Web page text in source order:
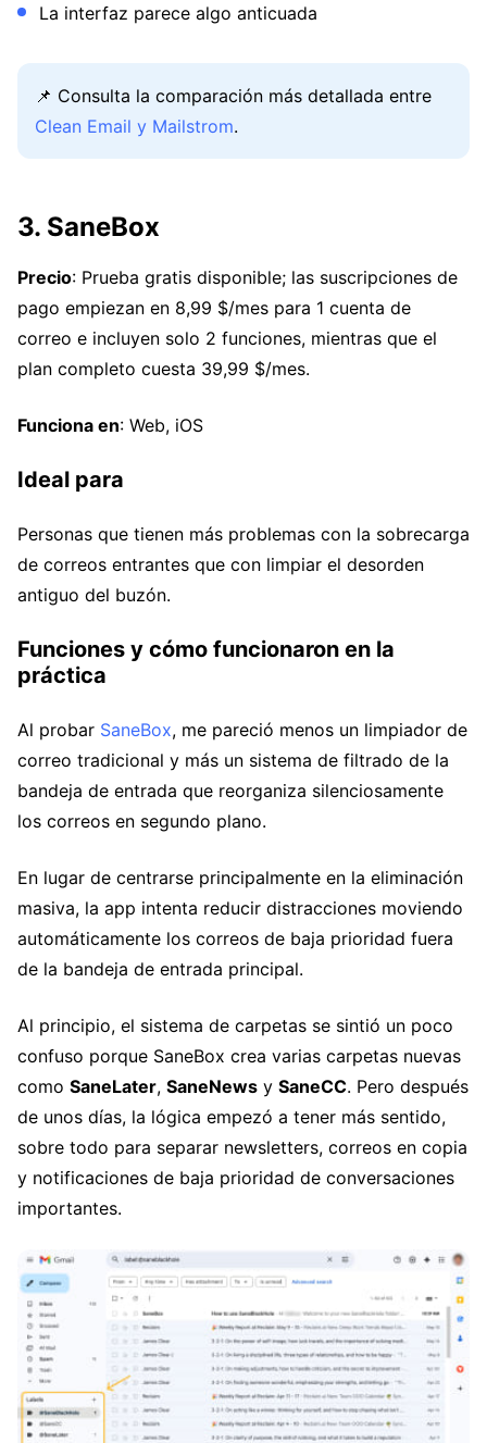
La interfaz parece algo anticuada
📌 Consulta la comparación más detallada entre
Clean Email y Mailstrom.
3. SaneBox
Precio: Prueba gratis disponible; las suscripciones de
pago empiezan en 8,99 $/mes para 1 cuenta de
correo e incluyen solo 2 funciones, mientras que el
plan completo cuesta 39,99 $/mes.
Funciona en: Web, iOS
Ideal para
Personas que tienen más problemas con la sobrecarga
de correos entrantes que con limpiar el desorden
antiguo del buzón.
Funciones y cómo funcionaron en la
práctica
Al probar SaneBox, me pareció menos un limpiador de
correo tradicional y más un sistema de filtrado de la
bandeja de entrada que reorganiza silenciosamente
los correos en segundo plano.
En lugar de centrarse principalmente en la eliminación
masiva, la app intenta reducir distracciones moviendo
automáticamente los correos de baja prioridad fuera
de la bandeja de entrada principal.
Al principio, el sistema de carpetas se sintió un poco
confuso porque SaneBox crea varias carpetas nuevas
como SaneLater, SaneNews y SaneCC. Pero después
de unos días, la lógica empezó a tener más sentido,
sobre todo para separar newsletters, correos en copia
y notificaciones de baja prioridad de conversaciones
importantes.